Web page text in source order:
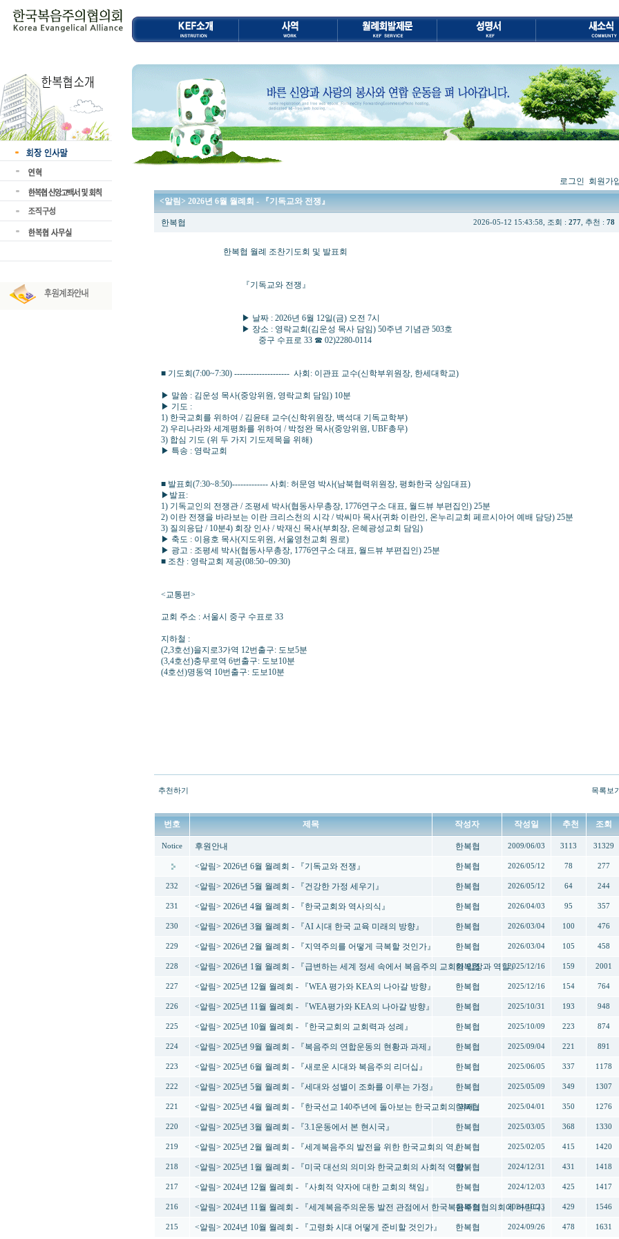
로그인 회원가
<알림> 2026년 6월 월례회 - 『기독교와 전쟁』
한복협 2026-05-12 15:43:58, 조회 : 277, 추천 : 78
한복협 월례 조찬기도회 및 발표회
『기독교와 전쟁』
▶ 날짜 : 2026년 6월 12일(금) 오전 7시
▶ 장소 : 영락교회(김운성 목사 담임) 50주년 기념관 503호
중구 수표로 33 ☎ 02)2280-0114
■ 기도회(7:00~7:30) -------------------- 사회: 이관표 교수(신학부위원장, 한세대학교)
▶ 말씀 : 김운성 목사(중앙위원, 영락교회 담임) 10분
▶ 기도 :
1) 한국교회를 위하여 / 김윤태 교수(신학위원장, 백석대 기독교학부)
2) 우리나라와 세계평화를 위하여 / 박정완 목사(중앙위원, UBF총무)
3) 합심 기도 (위 두 가지 기도제목을 위해)
▶ 특송 : 영락교회
■ 발표회(7:30~8:50)------------- 사회: 허문영 박사(남북협력위원장, 평화한국 상임대표)
▶발표:
1) 기독교인의 전쟁관 / 조평세 박사(협동사무총장, 1776연구소 대표, 월드뷰 부편집인) 25분
2) 이란 전쟁을 바라보는 이란 크리스천의 시각 / 박씨마 목사(귀화 이란인, 온누리교회 페르시아어 예배 담당) 25분
3) 질의응답 / 10분4) 회장 인사 / 박재신 목사(부회장, 은혜광성교회 담임)
▶ 축도 : 이용호 목사(지도위원, 서울영천교회 원로)
▶ 광고 : 조평세 박사(협동사무총장, 1776연구소 대표, 월드뷰 부편집인) 25분
■ 조찬 : 영락교회 제공(08:50~09:30)
<교통편>
교회 주소 : 서울시 중구 수표로 33
지하철 :
(2,3호선)을지로3가역 12번출구: 도보5분
(3,4호선)충무로역 6번출구: 도보10분
(4호선)명동역 10번출구: 도보10분
추천하기 목록보
번호 제목 작성자 작성일 추천 조회
Notice 후원안내 한복협 2009/06/03 3113 31329
<알림> 2026년 6월 월례회 - 『기독교와 전쟁』 한복협 2026/05/12 78 277
232 <알림> 2026년 5월 월례회 - 『건강한 가정 세우기』 한복협 2026/05/12 64 244
231 <알림> 2026년 4월 월례회 - 『한국교회와 역사의식』 한복협 2026/04/03 95 357
230 <알림> 2026년 3월 월례회 - 『AI 시대 한국 교육 미래의 방향』 한복협 2026/03/04 100 476
229 <알림> 2026년 2월 월례회 - 『지역주의를 어떻게 극복할 것인가』 한복협 2026/03/04 105 458
228 <알림> 2026년 1월 월례회 - 『급변하는 세계 정세 속에서 복음주의 교회의 입장과 역할』
한복협 2025/12/16 159 2001
227 <알림> 2025년 12월 월례회 - 『WEA 평가와 KEA의 나아갈 방향』 한복협 2025/12/16 154 764
226 <알림> 2025년 11월 월례회 - 『WEA평가와 KEA의 나아갈 방향』 한복협 2025/10/31 193 948
225 <알림> 2025년 10월 월례회 - 『한국교회의 교회력과 성례』 한복협 2025/10/09 223 874
224 <알림> 2025년 9월 월례회 - 『복음주의 연합운동의 현황과 과제』 한복협 2025/09/04 221 891
223 <알림> 2025년 6월 월례회 - 『새로운 시대와 복음주의 리더십』 한복협 2025/06/05 337 1178
222 <알림> 2025년 5월 월례회 - 『세대와 성별이 조화를 이루는 가정』 한복협 2025/05/09 349 1307
221 <알림> 2025년 4월 월례회 - 『한국선교 140주년에 돌아보는 한국교회의 과제』
한복협 2025/04/01 350 1276
220 <알림> 2025년 3월 월례회 - 『3.1운동에서 본 현시국』 한복협 2025/03/05 368 1330
219 <알림> 2025년 2월 월례회 - 『세계복음주의 발전을 위한 한국교회의 역』한복협 2025/02/05 415 1420
218 <알림> 2025년 1월 월례회 - 『미국 대선의 의미와 한국교회의 사회적 역할』
한복협 2024/12/31 431 1418
217 <알림> 2024년 12월 월례회 - 『사회적 약자에 대한 교회의 책임』 한복협 2024/12/03 425 1417
216 <알림> 2024년 11월 월례회 - 『세계복음주의운동 발전 관점에서 한국복음주의협의회에 바란다』
한복협 2024/10/23 429 1546
215 <알림> 2024년 10월 월례회 - 『고령화 시대 어떻게 준비할 것인가』 한복협 2024/09/26 478 1631